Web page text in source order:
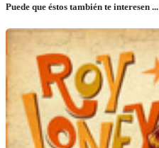
Puede que éstos también te interesen ...